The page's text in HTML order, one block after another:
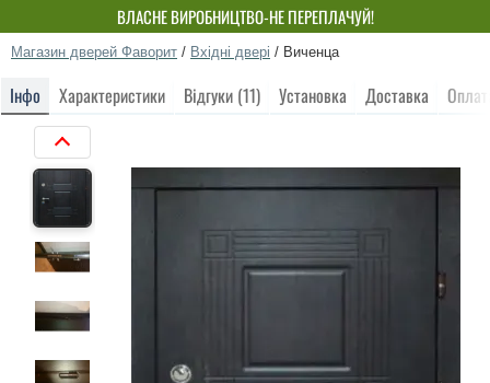
ВЛАСНЕ ВИРОБНИЦТВО-НЕ ПЕРЕПЛАЧУЙ!
Магазин дверей Фаворит / Вхідні двері / Виченца
Інфо Характеристики Відгуки (11) Установка Доставка